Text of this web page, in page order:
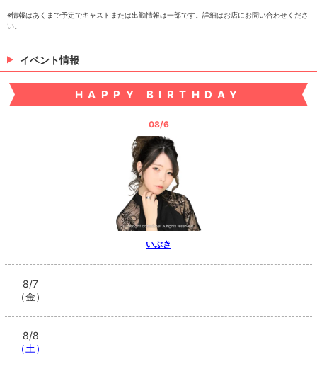
※情報はあくまで予定でキャストまたは出勤情報は一部です。詳細はお店にお問い合わせくださ
い。
イベント情報
HAPPY BIRTHDAY
08/6
いぶき
8/7
（金）
8/8
（土）